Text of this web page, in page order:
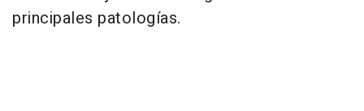
principales patologías.